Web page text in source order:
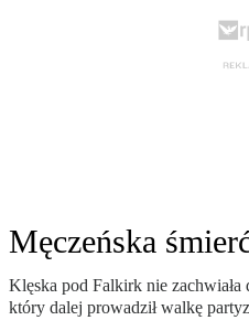
Męczeńska
Klęska pod Falkirk nie zachwiała
który dalej prowadził walkę